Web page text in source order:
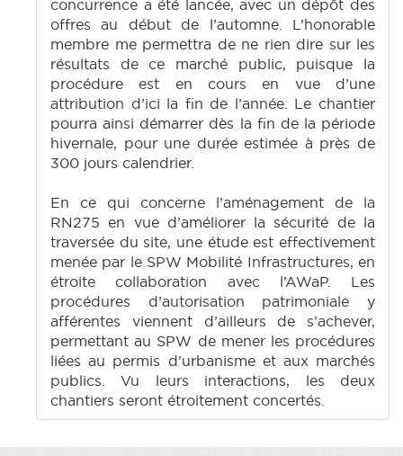
concurrence a été lancée, avec un dépôt des
offres au début de l’automne. L’honorable
membre me permettra de ne rien dire sur les
résultats de ce marché public, puisque la
procédure est en cours en vue d’une
attribution d’ici la fin de l’année. Le chantier
pourra ainsi démarrer dès la fin de la période
hivernale, pour une durée estimée à près de
300 jours calendrier.
En ce qui concerne l’aménagement de la
RN275 en vue d’améliorer la sécurité de la
traversée du site, une étude est effectivement
menée par le SPW Mobilité Infrastructures, en
étroite collaboration avec l’AWaP. Les
procédures d’autorisation patrimoniale y
afférentes viennent d’ailleurs de s’achever,
permettant au SPW de mener les procédures
liées au permis d’urbanisme et aux marchés
publics. Vu leurs interactions, les deux
chantiers seront étroitement concertés.